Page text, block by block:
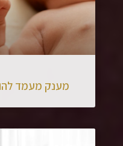
מענק מעמד